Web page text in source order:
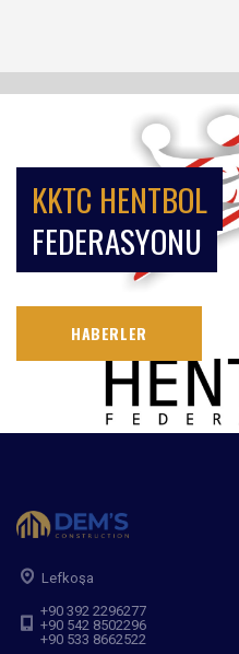
KKTC HENTBOL
FEDERASYONU
HABERLER
Lefkoşa
+90 392 2296277
+90 542 8502296
+90 533 8662522